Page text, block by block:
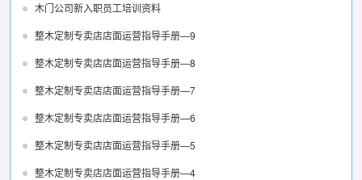
木门公司新入职员工培训资料
整木定制专卖店店面运营指导手册—9
整木定制专卖店店面运营指导手册—8
整木定制专卖店店面运营指导手册—7
整木定制专卖店店面运营指导手册—6
整木定制专卖店店面运营指导手册—5
整木定制专卖店店面运营指导手册—4